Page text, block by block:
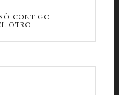
CONTIGO
OTRO